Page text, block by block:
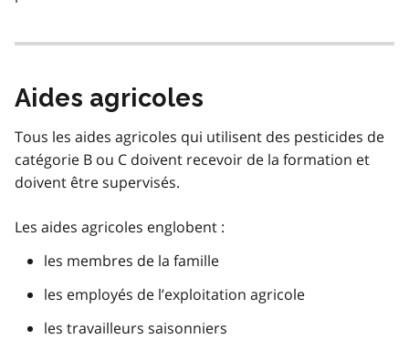
Aides agricoles
Tous les aides agricoles qui utilisent des pesticides de
catégorie B ou C doivent recevoir de la formation et
doivent être supervisés.
Les aides agricoles englobent :
les membres de la famille
les employés de l’exploitation agricole
les travailleurs saisonniers